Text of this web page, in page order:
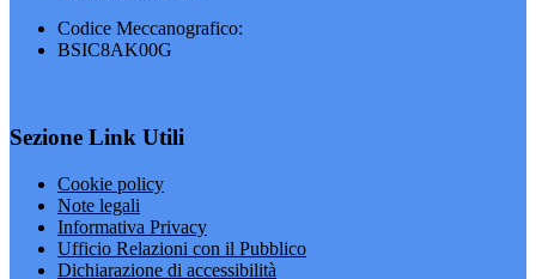
Codice Meccanografico:
BSIC8AK00G
Sezione Link Utili
Cookie policy
Note legali
Informativa Privacy
Ufficio Relazioni con il Pubblico
Dichiarazione di accessibilità